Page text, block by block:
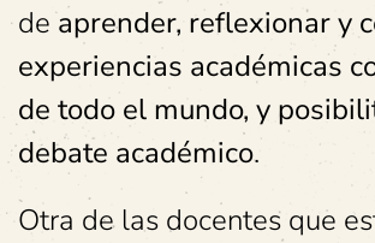
deaprender, reflexionar y
experiencias académicas
de todo el mundo, y
debate académico.
Otra de las docentes que